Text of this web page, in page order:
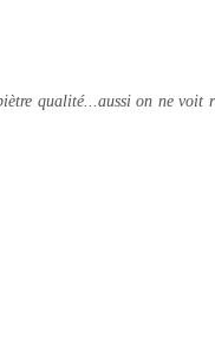
qualité...aussi on ne voit